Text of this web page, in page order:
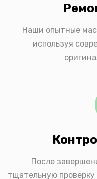
Наши опытные
используя
После
тщательную